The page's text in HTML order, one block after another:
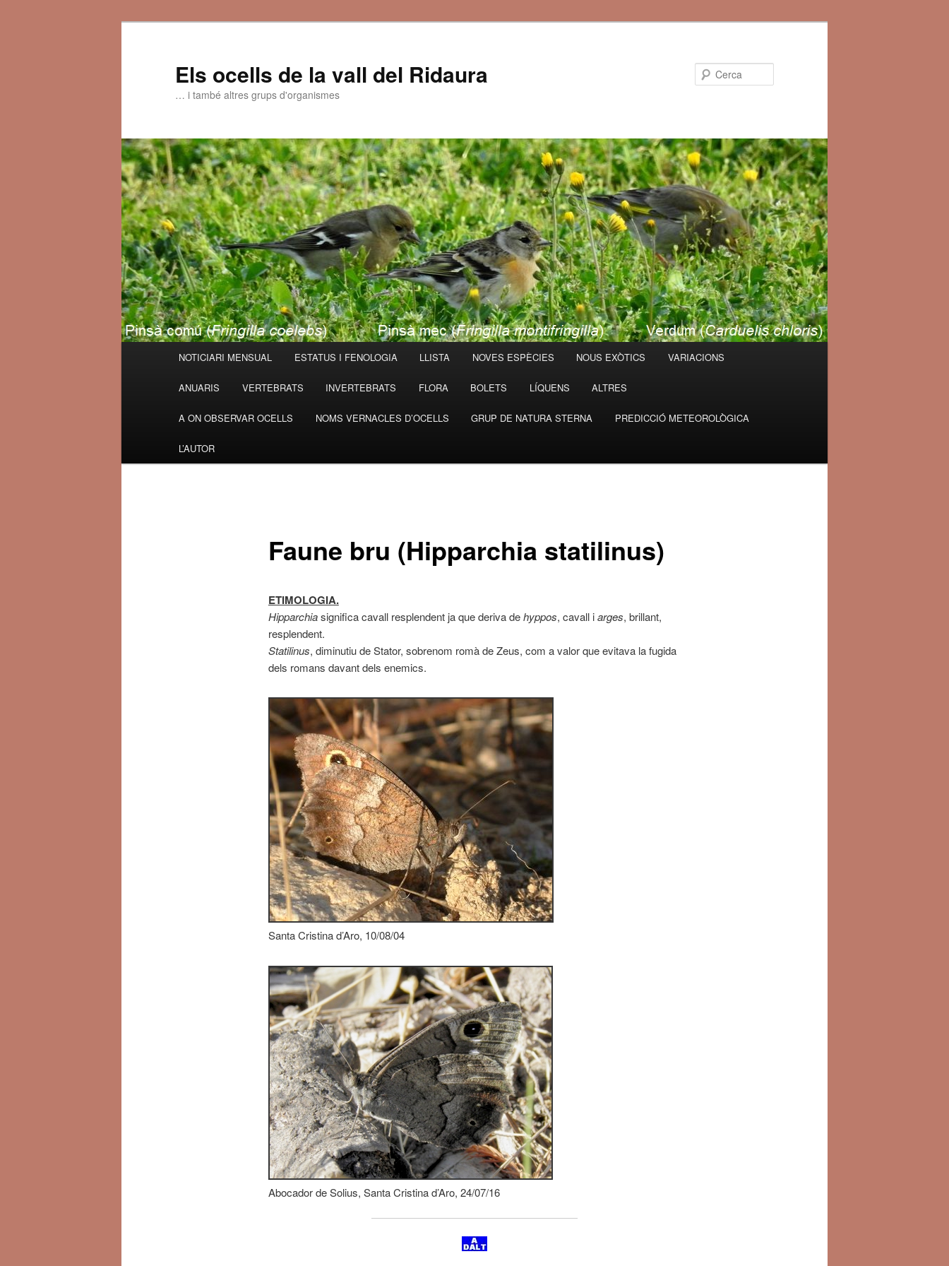
Els ocells de la vall del Ridaura
… i també altres grups d'organismes
NOTICIARI MENSUAL ESTATUS I FENOLOGIA LLISTA NOVES ESPÈCIES NOUS EXÒTICS VARIACIONS
ANUARIS VERTEBRATS INVERTEBRATS FLORA BOLETS LÍQUENS ALTRES
A ON OBSERVAR OCELLS NOMS VERNACLES D’OCELLS GRUP DE NATURA STERNA PREDICCIÓ METEOROLÒGICA
L’AUTOR
Faune bru (Hipparchia statilinus)
ETIMOLOGIA.
Hipparchiasignifica cavall resplendent ja que deriva dehyppos, cavall iarges, brillant,
resplendent.
Statilinus, diminutiu de Stator, sobrenom romà de Zeus, com a valor que evitava la fugida
dels romans davant dels enemics.
Santa Cristina d’Aro, 10/08/04
Abocador de Solius, Santa Cristina d’Aro, 24/07/16